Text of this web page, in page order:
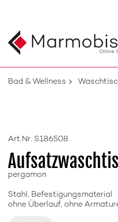
Online
Bad & Wellness
Art.Nr. S186508
pergamon
Stahl, Befestigungsmaterial
ohne Überlauf, ohne